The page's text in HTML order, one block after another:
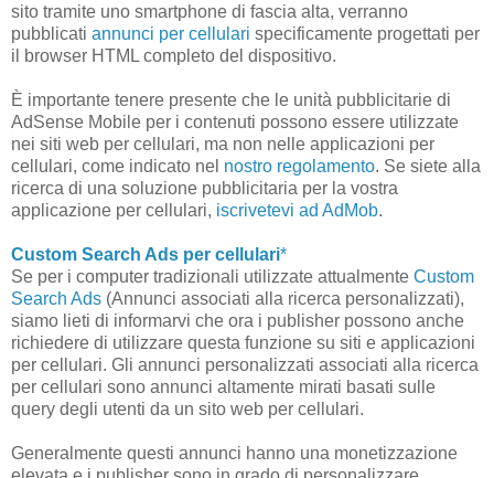
sito tramite uno smartphone di fascia alta, verranno
pubblicati annunci per cellulari specificamente progettati per
il browser HTML completo del dispositivo.
È importante tenere presente che le unità pubblicitarie di
AdSense Mobile per i contenuti possono essere utilizzate
nei siti web per cellulari, ma non nelle applicazioni per
cellulari, come indicato nel nostro regolamento. Se siete alla
ricerca di una soluzione pubblicitaria per la vostra
applicazione per cellulari, iscrivetevi ad AdMob.
Custom Search Ads per cellulari*
Se per i computer tradizionali utilizzate attualmente Custom
Search Ads (Annunci associati alla ricerca personalizzati),
siamo lieti di informarvi che ora i publisher possono anche
richiedere di utilizzare questa funzione su siti e applicazioni
per cellulari. Gli annunci personalizzati associati alla ricerca
per cellulari sono annunci altamente mirati basati sulle
query degli utenti da un sito web per cellulari.
Generalmente questi annunci hanno una monetizzazione